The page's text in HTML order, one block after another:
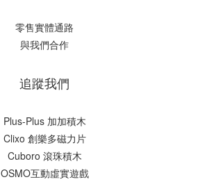
零售實體通路
與我們合作
追蹤我們
Plus-Plus 加加積木
Clixo 創樂多磁力片
Cuboro 滾珠積木
OSMO互動虛實遊戲